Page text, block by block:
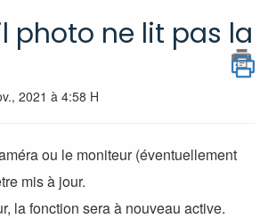
photo ne lit pas la
2021 à 4:58 H
ou le moniteur (éventuellement
mis à jour.
la fonction sera à nouveau active.